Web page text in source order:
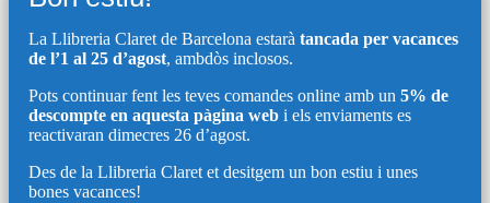
La Llibreria Claret de Barcelona estarà tancada per vacances
de l’1 al 25 d’agost, ambdòs inclosos.
Pots continuar fent les teves comandes online amb un 5% de
descompte en aquesta pàgina web i els enviaments es
reactivaran dimecres 26 d’agost.
Des de la Llibreria Claret et desitgem un bon estiu i unes
bones vacances!